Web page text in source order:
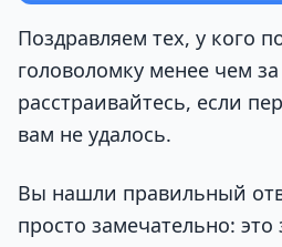
Поздравляем тех, у кого
головоломку менее чем
расстраивайтесь, если
вам не удалось.
Вы нашли правильный
просто замечательно: это